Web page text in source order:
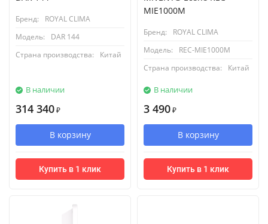
Бренд:
ROYAL CLIMA
Модель:
DAR 144
Страна производства:
Китай
В наличии
314 340 ₽
В корзину
Купить в 1 клик
MIE1000M
Бренд:
ROYAL CLIMA
Модель:
REC-MIE1000M
Страна производства:
Китай
В наличии
3 490 ₽
В корзину
Купить в 1 клик